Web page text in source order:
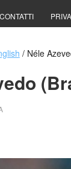
CONTATTI
/Néle